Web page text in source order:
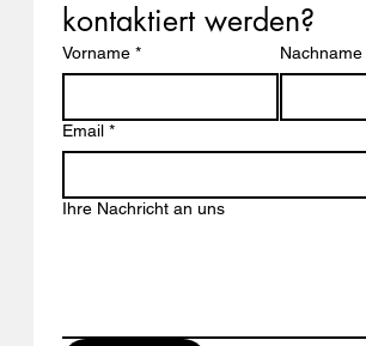
kontaktiert werden?
Vorname * Nachname
Email *
Ihre Nachricht an uns